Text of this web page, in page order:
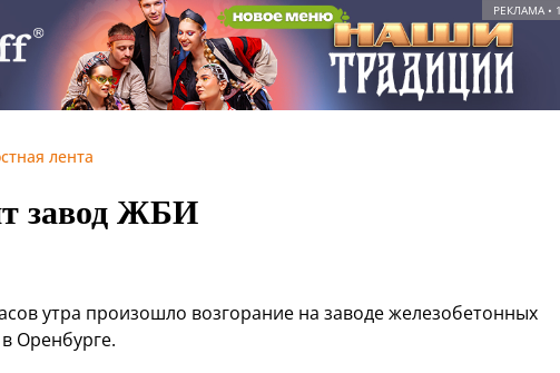
РЕКЛАМА •
лента
завод ЖБИ
утра произошло возгорание на заводе железобетонных
Оренбурге.